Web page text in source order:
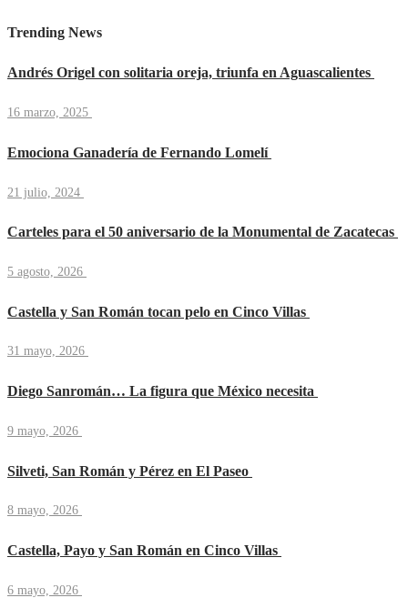
Trending News
Andrés Origel con solitaria oreja, triunfa en Aguascalientes
16 marzo, 2025
Emociona Ganadería de Fernando Lomelí
21 julio, 2024
Carteles para el 50 aniversario de la Monumental de Zacatecas
5 agosto, 2026
Castella y San Román tocan pelo en Cinco Villas
31 mayo, 2026
Diego Sanromán… La figura que México necesita
9 mayo, 2026
Silveti, San Román y Pérez en El Paseo
8 mayo, 2026
Castella, Payo y San Román en Cinco Villas
6 mayo, 2026